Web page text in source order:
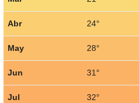
Abr 24°
May 28°
Jun 31°
Jul 32°